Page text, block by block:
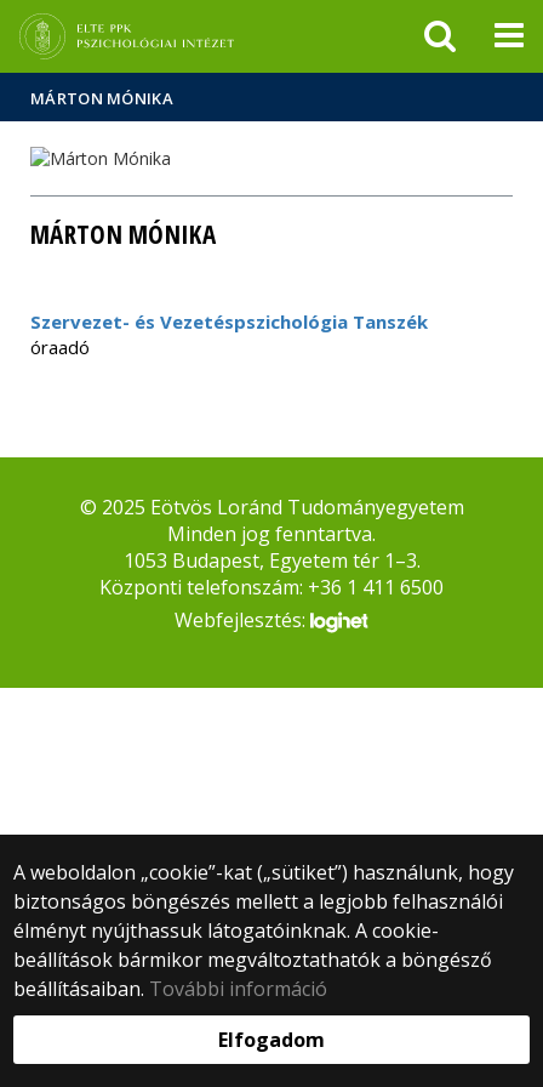
sajtóban
MÁRTON MÓNIKA
MÁRTON MÓNIKA
Szervezet- és Vezetéspszichológia Tanszék
óraadó
A weboldalon „cookie”-kat („sütiket”) használunk, hogy
biztonságos böngészés mellett a legjobb felhasználói
élményt nyújthassuk látogatóinknak. A cookie-
beállítások bármikor megváltoztathatók a böngésző
beállításaiban. További információ
Elfogadom
© 2025 Eötvös Loránd Tudományegyetem
Minden jog fenntartva.
1053 Budapest, Egyetem tér 1–3.
Központi telefonszám: +36 1 411 6500
Webfejlesztés: